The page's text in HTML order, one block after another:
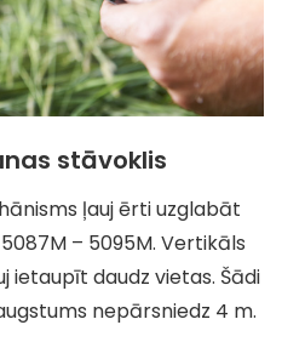
stāvoklis
ļauj ērti uzglabāt
– 5095M. Vertikāls
ietaupīt daudz vietas. Šādi
nepārsniedz 4 m.